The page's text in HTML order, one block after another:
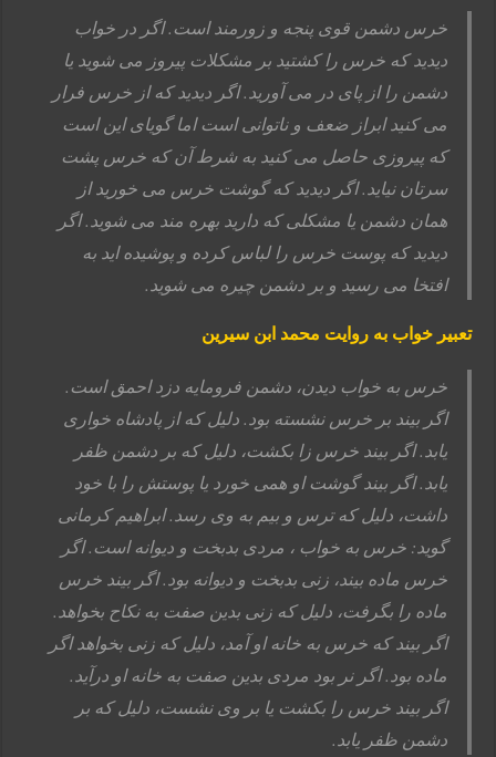
خرس دشمن قوی پنجه و زورمند است. اگر در خواب
دیدید که خرس را کشتید بر مشکلات پیروز می شوید یا
دشمن را از پای در می آورید. اگر دیدید که از خرس فرار
می کنید ابراز ضعف و ناتوانی است اما گویای این است
که پیروزی حاصل می کنید به شرط آن که خرس پشت
سرتان نیاید. اگر دیدید که گوشت خرس می خورید از
همان دشمن یا مشکلی که دارید بهره مند می شوید. اگر
دیدید که پوست خرس را لباس کرده و پوشیده اید به
افتخا می رسید و بر دشمن چیره می شوید.
تعبیر خواب به روایت محمد ابن سیرین
خرس به خواب دیدن، دشمن فرومایه دزد احمق است.
اگر بیند بر خرس نشسته بود. دلیل که از پادشاه خواری
یابد. اگر بیند خرس زا بکشت، دلیل که بر دشمن ظفر
یابد. اگر بیند گوشت او همی خورد یا پوستش را با خود
داشت، دلیل که ترس و بیم به وی رسد. ابراهیم کرمانی
گوید: خرس به خواب ، مردی بدبخت و دیوانه است. اگر
خرس ماده بیند، زنی بدبخت و دیوانه بود. اگر بیند خرس
ماده را بگرفت، دلیل که زنی بدین صفت به نکاح بخواهد.
اگر بیند که خرس به خانه او آمد، دلیل که زنی بخواهد اگر
ماده بود. اگر نر بود مردی بدین صفت به خانه او درآید.
اگر بیند خرس را بکشت یا بر وی نشست، دلیل که بر
دشمن ظفر یابد.